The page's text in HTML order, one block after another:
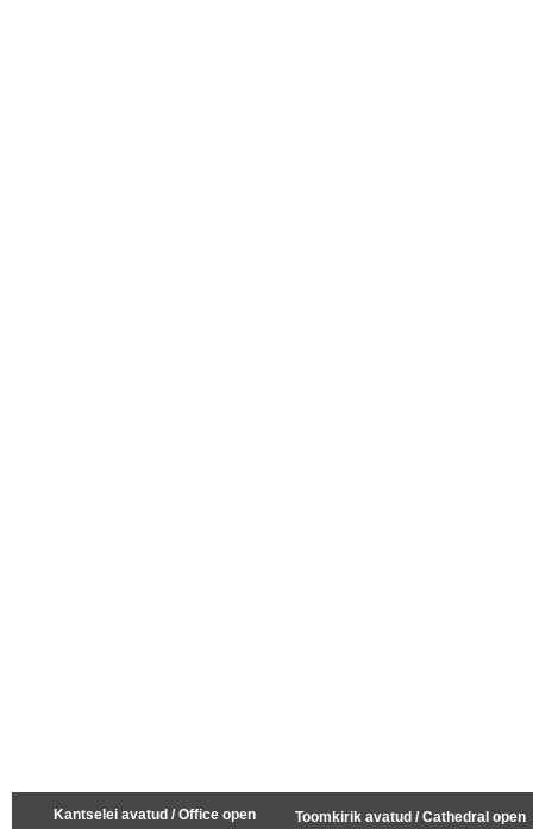
Kantselei avatud / Office open
Toomkirik avatud / Cathedral open